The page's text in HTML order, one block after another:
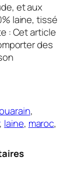
et aux
laine, tissé
: Cet article
des
, laine, maroc